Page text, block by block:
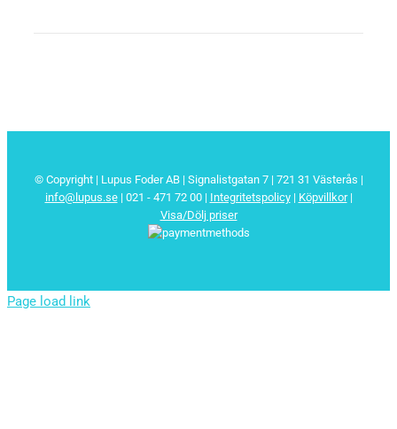
© Copyright | Lupus Foder AB | Signalistgatan 7 | 721 31 Västerås |
info@lupus.se| 021 - 471 72 00 | Integritetspolicy| Köpvillkor|
Visa/Dölj priser
Page load link